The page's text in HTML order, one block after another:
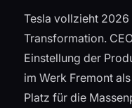
Tesla vollzieht
Transformation.
Einstellung der
im Werk Fremont
Platz für die